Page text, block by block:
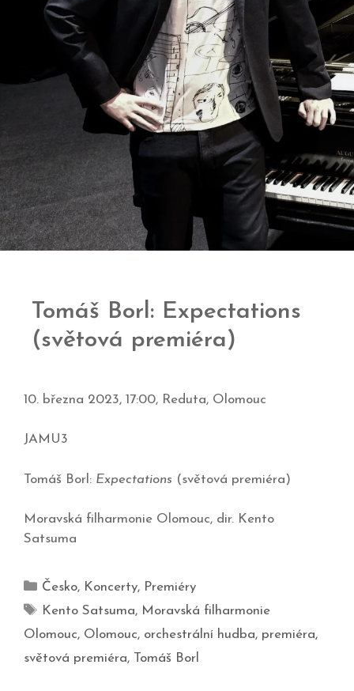
Tomáš Borl: Expectations
(světová premiéra)
10. března 2023, 17:00, Reduta, Olomouc
JAMU3
Tomáš Borl: Expectations (světová premiéra)
Moravská filharmonie Olomouc, dir. Kento
Satsuma
Česko, Koncerty, Premiéry
Kento Satsuma, Moravská filharmonie
Olomouc, Olomouc, orchestrální hudba, premiéra,
světová premiéra, Tomáš Borl